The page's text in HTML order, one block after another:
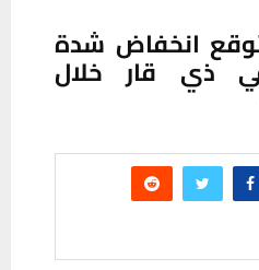
انخفاض شدة
ذي قار خلال